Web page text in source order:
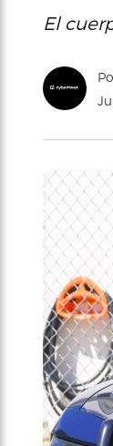
El